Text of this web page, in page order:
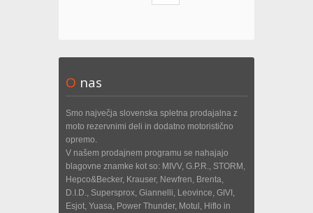
O nas
Smo največja slovenska spletna prodajalna z
moto rezervnimi deli in dodatno motoristično
opremo.
V našem prodajnem programu se nahajajo
blagovne znamke kot so: MIVV, G.P.R., STORM,
Hepco&Becker, Krauser, Newfren, Brenta,
D.I.D., Supersprox, Giannelli, Leovince, GIVI,
Esjot, Yuasa, Power Thunder, Motul, Hiflo in